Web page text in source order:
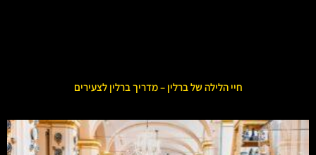
חיי הלילה של ברלין – מדריך ברלין לצעירים